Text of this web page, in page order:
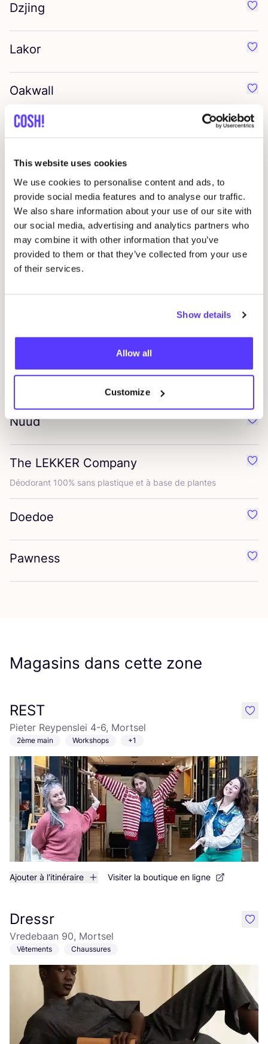
This website uses cookies
We use cookies to personalise content and ads, to
provide social media features and to analyse our traffic.
We also share information about your use of our site with
our social media, advertising and analytics partners who
may combine it with other information that you’ve
provided to them or that they’ve collected from your use
of their services.
Show details
Allow all
Customize
Dzjing
Lakor
Oakwall
The gift label
Good Guys Don’t Wear Leather
makesenz
Moken
Pink Nabi
Garment Project
Nuud
The LEKKER Company
Déodo­rant 100% sans plas­tique et à base de plantes
Doedoe
Pawness
Magasins dans cette zone
REST
Pieter Reypenslei 4-6, Mortsel
2ème main Workshops +1
Ajouter à l'itinéraire Visiter la boutique en ligne
like
Dressr
Vredebaan 90, Mortsel
Vêtements Chaussures
like